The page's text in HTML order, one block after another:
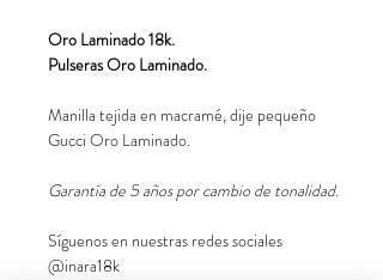
Oro Laminado 18k.
Pulseras Oro Laminado.
Manilla tejida en macramé, dije pequeño
Gucci Oro Laminado.
Garantía de 5 años por cambio de tonalidad.
Síguenos en nuestras redes sociales
@inara18k